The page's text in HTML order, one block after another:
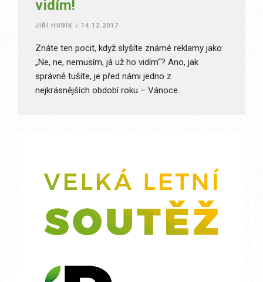
vidím!
JIŘÍ HUBÍK / 14.12.2017
Znáte ten pocit, když slyšíte známé reklamy jako
„Ne, ne, nemusím, já už ho vidím“? Ano, jak
správně tušíte, je před námi jedno z
nejkrásnějších období roku – Vánoce.